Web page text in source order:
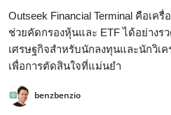
ThaiGPT Builder
คอร์สเรียน ChatGPT
Outseek Financial Terminal คือเค
ช่วยคัดกรองหุ้นและ ETF ได้อย่างร
เศรษฐกิจสำหรับนักลงทุนและนักวิเ
เพื่อการตัดสินใจที่แม่นยำ
benzbenzio